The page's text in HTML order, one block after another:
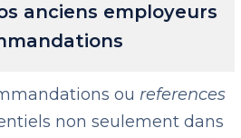
anciens employeurs
ou references
non seulement dans